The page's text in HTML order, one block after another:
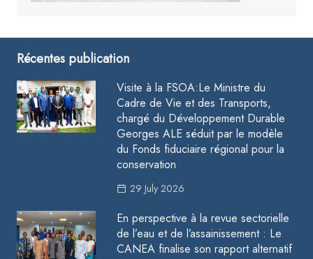
Récentes publication
Visite à la FSOA:Le Ministre du
Cadre de Vie et des Transports,
chargé du Développement Durable
Georges ALE séduit par le modèle
du Fonds fiduciaire régional pour la
conservation
29 July 2026
En perspective à la revue sectorielle
de l’eau et de l’assainissement : Le
CANEA finalise son rapport alternatif